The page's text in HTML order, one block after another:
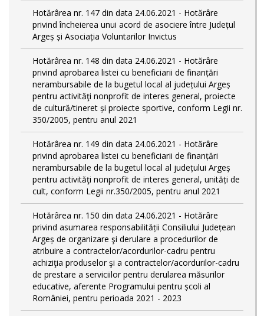
Hotărârea nr. 147 din data 24.06.2021 - Hotărâre
privind încheierea unui acord de asociere între Județul
Argeș și Asociația Voluntarilor Invictus
Hotărârea nr. 148 din data 24.06.2021 - Hotărâre
privind aprobarea listei cu beneficiarii de finanțări
nerambursabile de la bugetul local al județului Argeș
pentru activităţi nonprofit de interes general, proiecte
de cultură/tineret și proiecte sportive, conform Legii nr.
350/2005, pentru anul 2021
Hotărârea nr. 149 din data 24.06.2021 - Hotărâre
privind aprobarea listei cu beneficiarii de finanțări
nerambursabile de la bugetul local al județului Argeș
pentru activităţi nonprofit de interes general, unități de
cult, conform Legii nr.350/2005, pentru anul 2021
Hotărârea nr. 150 din data 24.06.2021 - Hotărâre
privind asumarea responsabilității Consiliului Județean
Argeș de organizare şi derulare a procedurilor de
atribuire a contractelor/acordurilor-cadru pentru
achiziţia produselor şi a contractelor/acordurilor-cadru
de prestare a serviciilor pentru derularea măsurilor
educative, aferente Programului pentru școli al
României, pentru perioada 2021 - 2023